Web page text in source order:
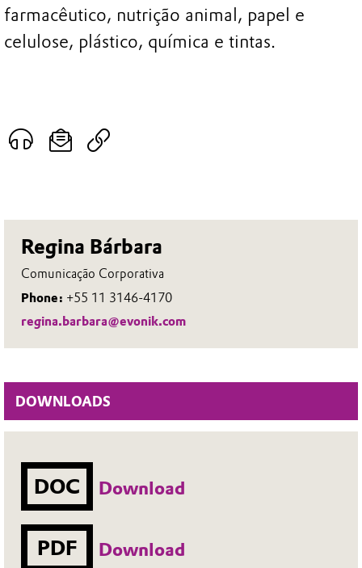
Regina Bárbara
Comunicação Corporativa
Phone: +55 11 3146-4170
regina.barbara@evonik.com
DOWNLOADS
DOC Download
PDF Download
farmacêutico, nutrição animal, papel e
celulose, plástico, química e tintas.